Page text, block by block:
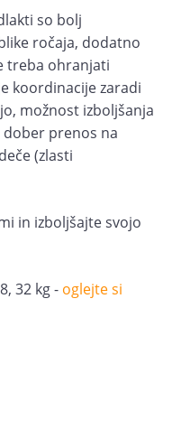
so bolj
ročaja, dodatno
treba ohranjati
koordinacije zaradi
možnost izboljšanja
dober prenos na
(zlasti
in izboljšajte svojo
32 kg - oglejte si